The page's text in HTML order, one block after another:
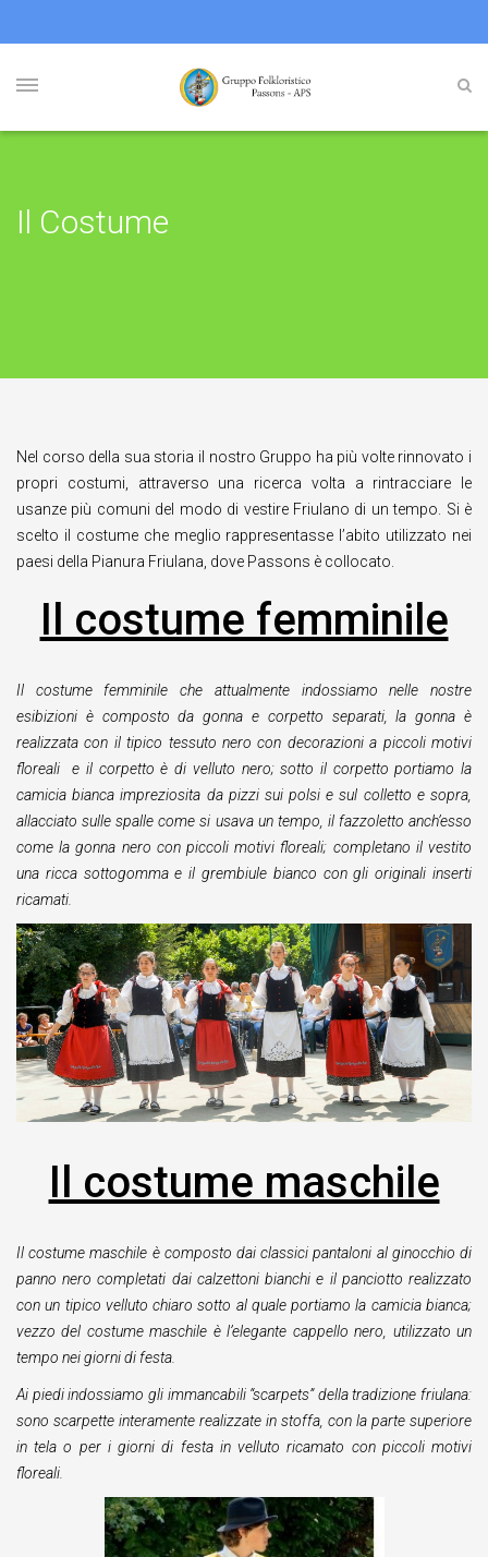
Il Costume
Nel corso della sua storia il nostro Gruppo ha più volte rinnovato i
propri costumi, attraverso una ricerca volta a rintracciare le
usanze più comuni del modo di vestire Friulano di un tempo. Si è
scelto il costume che meglio rappresentasse l’abito utilizzato nei
paesi della Pianura Friulana, dove Passons è collocato.
Il costume femminile
Il costume femminile che attualmente indossiamo nelle nostre
esibizioni è composto da gonna e corpetto separati, la gonna è
realizzata con il tipico tessuto nero con decorazioni a piccoli motivi
floreali e il corpetto è di velluto nero; sotto il corpetto portiamo la
camicia bianca impreziosita da pizzi sui polsi e sul colletto e sopra,
allacciato sulle spalle come si usava un tempo, il fazzoletto anch’esso
come la gonna nero con piccoli motivi floreali; completano il vestito
una ricca sottogomma e il grembiule bianco con gli originali inserti
ricamati.
Il costume maschile
Il costume maschile è composto dai classici pantaloni al ginocchio di
panno nero completati dai calzettoni bianchi e il panciotto realizzato
con un tipico velluto chiaro sotto al quale portiamo la camicia bianca;
vezzo del costume maschile è l’elegante cappello nero, utilizzato un
tempo nei giorni di festa.
Ai piedi indossiamo gli immancabili “scarpets” della tradizione friulana:
sono scarpette interamente realizzate in stoffa, con la parte superiore
in tela o per i giorni di festa in velluto ricamato con piccoli motivi
floreali.